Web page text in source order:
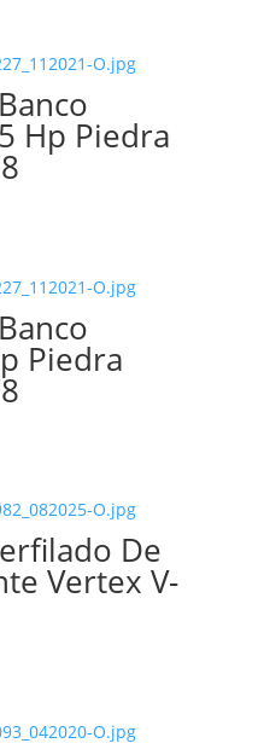
Hp Piedra
Piedra
De
Vertex V-